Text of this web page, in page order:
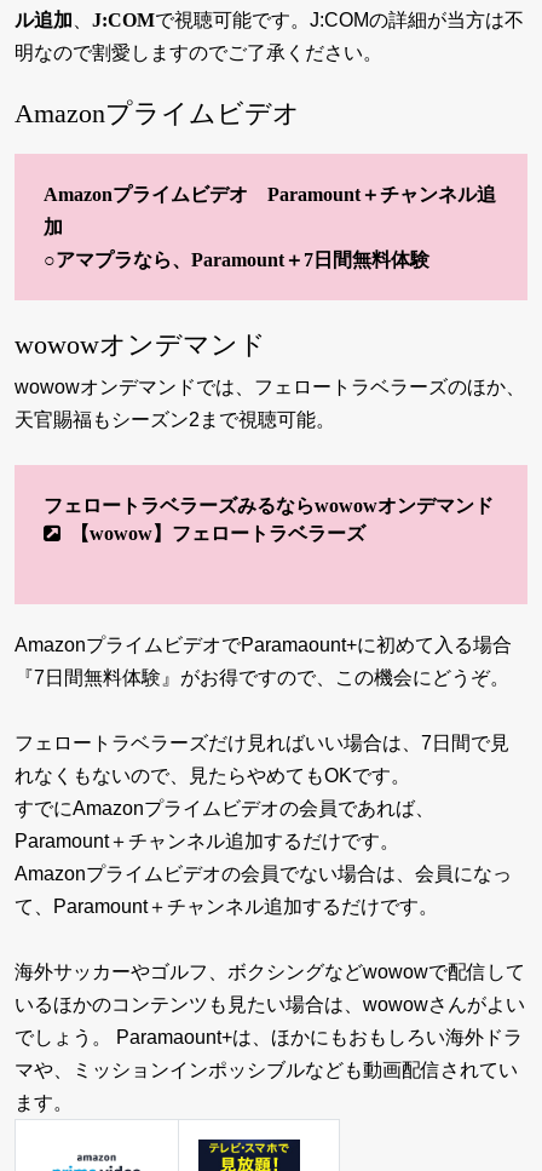
ル追加
J:COMで視聴可能です。J:COMの詳細が当方は不
明なので割愛しますのでご了承ください。
Amazonプライムビデオ
Amazonプライムビデオ Paramount＋チャンネル追
加
○アマプラなら、Paramount＋7日間無料体験
wowowオンデマンド
wowowオンデマンドでは、フェロートラベラーズのほか、
天官賜福もシーズン2まで視聴可能。
フェロートラベラーズみるならwowowオンデマンド
【wowow】フェロートラベラーズ
AmazonプライムビデオでParamaount+に初めて入る場合
『7日間無料体験』がお得ですので、この機会にどうぞ。
フェロートラベラーズだけ見ればいい場合は、7日間で見
れなくもないので、見たらやめてもOKです。
すでにAmazonプライムビデオの会員であれば、
Paramount＋チャンネル追加するだけです。
Amazonプライムビデオの会員でない場合は、会員になっ
て、Paramount＋チャンネル追加するだけです。
海外サッカーやゴルフ、ボクシングなどwowowで配信して
いるほかのコンテンツも見たい場合は、wowowさんがよい
でしょう。 Paramaount+は、ほかにもおもしろい海外ドラ
マや、ミッションインポッシブルなども動画配信されてい
ます。